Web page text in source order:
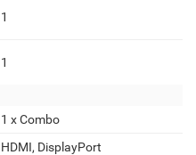
1
1
1 x Combo
HDMI, DisplayPort